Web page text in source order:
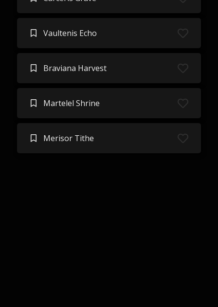
Vaultenis Echo
Braviana Harvest
Martelel Shrine
Merisor Tithe